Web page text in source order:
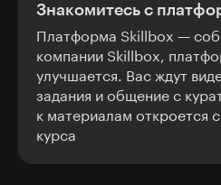
Знакомитесь с
Платформа Skillbox —
компании Skillbox,
улучшается. Вас ждут
задания и общение с
к материалам откроется
курса